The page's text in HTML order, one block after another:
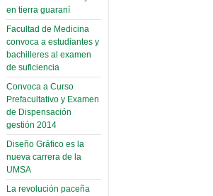
en tierra guaraní
Facultad de Medicina
convoca a estudiantes y
bachilleres al examen
de suficiencia
Convoca a Curso
Prefacultativo y Examen
de Dispensación
gestión 2014
Diseño Gráfico es la
nueva carrera de la
UMSA
La revolución paceña